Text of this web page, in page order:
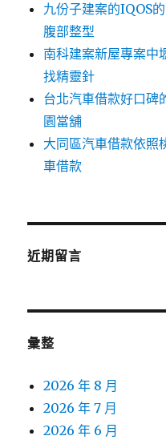
九份子建案的IQOS
腹部整型
南科建案新屋專案中
找精靈針
台北汽車借款好口碑
園當舖
大同區汽車借款依照
車借款
近期留言
彙整
2026 年 8 月
2026 年 7 月
2026 年 6 月